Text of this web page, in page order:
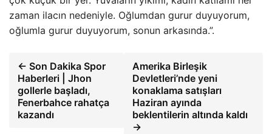
zaman ilacın nedeniyle. Oğlumdan gurur duyuyorum,
oğlumla gurur duyuyorum, sonun arkasında.”.
← Son Dakika Spor
Haberleri | Jhon
gollerle başladı,
Fenerbahce rahatça
kazandı
Amerika Birleşik
Devletleri’nde yeni
konaklama satışları
Haziran ayında
beklentilerin altında kaldı
→